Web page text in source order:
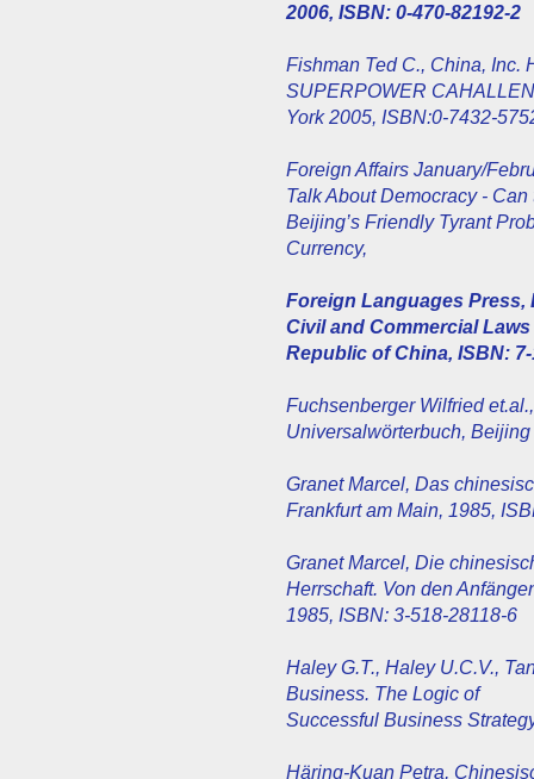
2006, ISBN: 0-470-82192-2
Fishman Ted C., China, Inc.
SUPERPOWER
York 2005, ISBN:0-7432-
Foreign Affairs January/
Talk About Democracy -
Beijing’s Friendly Tyrant
Currency,
Foreign Languages Press,
Civil and Commercial
Republic of China, ISBN: 7-
Fuchsenberger Wilfried
Universalwörterbuch,
Granet Marcel, Das
Frankfurt am Main, 1985,
Granet Marcel, Die
Herrschaft. Von den
1985, ISBN: 3-518-28118-6
Haley G.T., Haley U.C.V.,
Business. The Logic of
Successful Business
Häring-Kuan Petra,